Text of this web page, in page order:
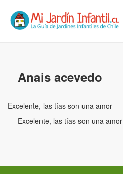
Anais acevedo
Excelente, las tías son una amor
Excelente, las tías son una amor